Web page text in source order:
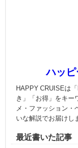
ハッピ
HAPPY CRUISEは
き」「お得」をキー
メ・ファッション・
いな解説でお届けし
最近書いた記事